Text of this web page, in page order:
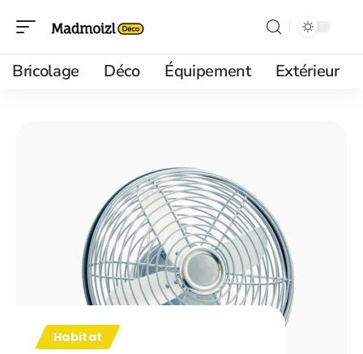
Bricolage Déco Équipement Extérieur
Habitat